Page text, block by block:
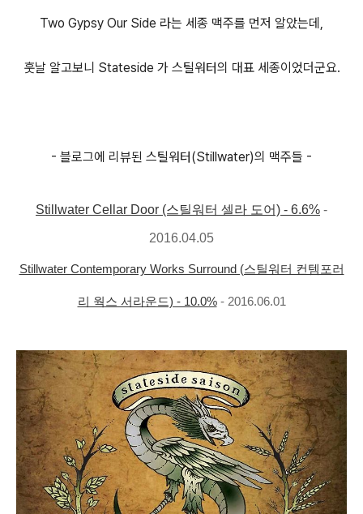
Two Gypsy Our Side 라는 세종 맥주를 먼저 알았는데,
훗날 알고보니 Stateside 가 스틸워터의 대표 세종이었더군요.
- 블로그에 리뷰된 스틸워터(Stillwater)의 맥주들 -
Stillwater Cellar Door (스틸워터 셀라 도어) - 6.6% -
2016.04.05
Stillwater Contemporary Works Surround (스틸워터 컨템포러
리 웍스 서라운드) - 10.0%- 2016.06.01